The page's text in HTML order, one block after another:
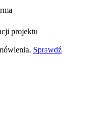
projektu
Sprawdź